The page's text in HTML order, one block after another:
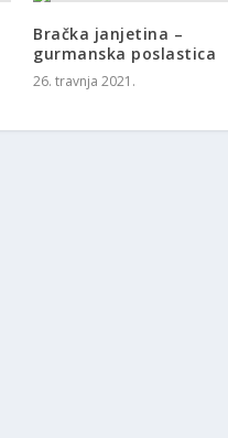
Bračka janjetina –
gurmanska poslastica
26. travnja 2021.